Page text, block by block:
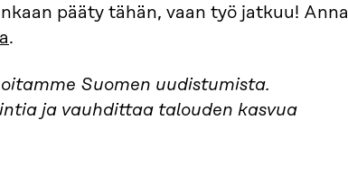
pääty tähän, vaan työ jatkuu! Anna
.
Suomen uudistumista.
ja vauhdittaa talouden kasvua